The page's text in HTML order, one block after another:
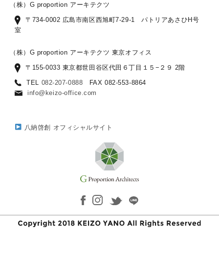
（株）G proportion アーキテクツ
〒734-0002 広島市南区西旭町7-29-1 パトリアあさひH号
室
（株）G proportion アーキテクツ 東京オフィス
〒155-0033 東京都世田谷区代田６丁目１５−２９ 2階
TEL 082-207-0888 FAX 082-553-8864
info@keizo-office.com
八納啓創 オフィシャルサイト